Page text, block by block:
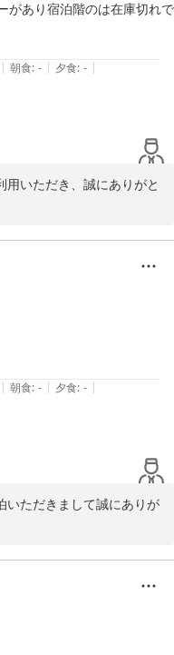
があり宿泊階のは在庫切れで
| 朝食: - | 夕食: - |
いただき、誠にありがと
らにご満足いただけるよ
| 朝食: - | 夕食: - |
いただきまして誠にありが